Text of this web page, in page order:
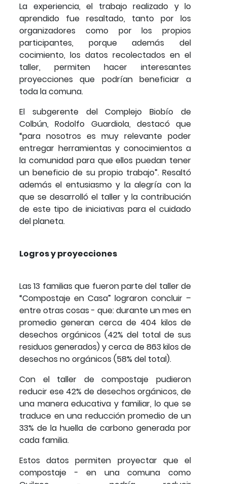
La experiencia, el trabajo realizado y lo
aprendido fue resaltado, tanto por los
organizadores como por los propios
participantes, porque además del
cocimiento, los datos recolectados en el
taller, permiten hacer interesantes
proyecciones que podrían beneficiar a
toda la comuna.
El subgerente del Complejo Biobío de
Colbún, Rodolfo Guardiola, destacó que
“para nosotros es muy relevante poder
entregar herramientas y conocimientos a
la comunidad para que ellos puedan tener
un beneficio de su propio trabajo”. Resaltó
además el entusiasmo y la alegría con la
que se desarrolló el taller y la contribución
de este tipo de iniciativas para el cuidado
del planeta.
Logros y proyecciones
Las 13 familias que fueron parte del taller de
“Compostaje en Casa” lograron concluir –
entre otras cosas - que: durante un mes en
promedio generan cerca de 404 kilos de
desechos orgánicos (42% del total de sus
residuos generados) y cerca de 863 kilos de
desechos no orgánicos (58% del total).
Con el taller de compostaje pudieron
reducir ese 42% de desechos orgánicos, de
una manera educativa y familiar, lo que se
traduce en una reducción promedio de un
33% de la huella de carbono generada por
cada familia.
Estos datos permiten proyectar que el
compostaje - en una comuna como